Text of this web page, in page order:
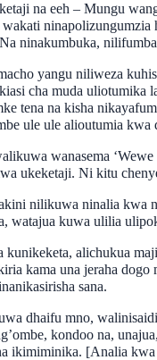
na eeh – Mungu
ninapolizungumzia
ninakumbuka,
yangu niliweza
cha muda
tena na kisha
ule ule alioutumia
wanasema
ukeketaji. Ni kitu
nilikuwa ninalia
watajua kuwa ulilia
kunikeketa, alichukua
kama una jeraha
sana.
dhaifu mno,
kondoo na,
ikimiminika. [Analia